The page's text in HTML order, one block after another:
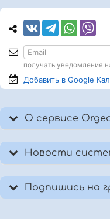
получать уведомления
Добавить в Google
О сервисе
Новости
Подпишись на